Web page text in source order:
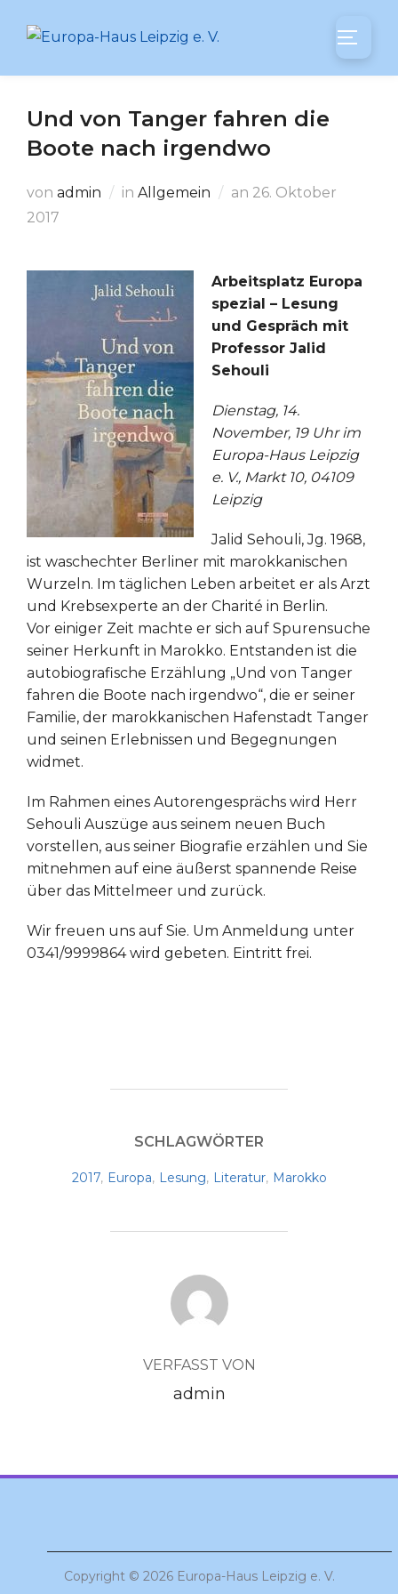
Inhalt
Und von Tanger fahren die
Boote nach irgendwo
von admin in Allgemein an Veröffentlicht
26. Oktober
2017
Arbeitsplatz Europa
spezial – Lesung
und Gespräch mit
Professor Jalid
Sehouli
Dienstag, 14.
November, 19 Uhr im
Europa-Haus Leipzig
e. V., Markt 10, 04109
Leipzig
Jalid Sehouli, Jg. 1968,
ist waschechter Berliner mit marokkanischen
Wurzeln. Im täglichen Leben arbeitet er als Arzt
und Krebsexperte an der Charité in Berlin.
Vor einiger Zeit machte er sich auf Spurensuche
seiner Herkunft in Marokko. Entstanden ist die
autobiografische Erzählung „Und von Tanger
fahren die Boote nach irgendwo“, die er seiner
Familie, der marokkanischen Hafenstadt Tanger
und seinen Erlebnissen und Begegnungen
widmet.
Im Rahmen eines Autorengesprächs wird Herr
Sehouli Auszüge aus seinem neuen Buch
vorstellen, aus seiner Biografie erzählen und Sie
mitnehmen auf eine äußerst spannende Reise
über das Mittelmeer und zurück.
Wir freuen uns auf Sie. Um Anmeldung unter
0341/9999864 wird gebeten. Eintritt frei.
SCHLAGWÖRTER
2017, Europa, Lesung, Literatur, Marokko
BEITRAGSAUTOR
VERFASST VON
admin
Copyright © 2026 Europa-Haus Leipzig e. V.